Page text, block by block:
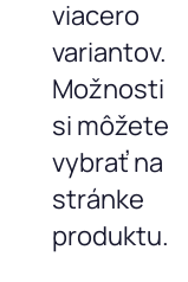
viacero
variantov.
Možnosti
si môžete
vybrať na
stránke
produktu.